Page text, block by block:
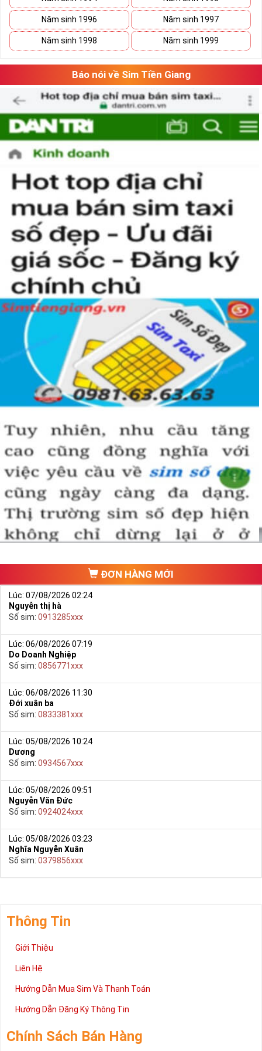
Chọn Mua Sim Số Đẹp Mệnh Kim Thu Hút Tài Lộc
1. Theo con số hợp mệnh
Mỗi con số sẽ đại diện cho một hành, mang những ý nghĩa
riêng, có thể là xấu cũng có thể là tốt
Hành thủy: Số 0, 1
Hành thổ: Số 2, 5, 8
Hành mộc: Số 3,4
Hành kim: Số 6,7
Hành hỏa: Số 9
Từ thuyết ngũ hành, có thể lọc ra nhiều số tốt cho người
mệnh Kim. Những con số nên chọn làm sim phong thủy cho
mệnh kim là 2, 5, 6, 7 và 8. Những số này sẽ mang lại vượng
khí tốt cho chủ nhân khi được dùng làm sim điện thoại.
2. Theo ngũ hành hợp mệnh
theo đó “thổ sinh kim” Kim sinh ra từ đất. “Kim sinh thủy” tức
kim loại đun nóng sẽ hóa lỏng. Kim kết hợp với nhau sẽ tạo
thành sức mạnh lớn
Dựa theo các quy luật tương sinh, tương khắc trong ngũ
hành, ta dễ dàng nhận thấy được người mệnh Kim thì nên sử
dụng sim mệnh Thổ và Kim.
3. Cần bằng Âm Dương
Dựa theo năm sinh, người mệnh Kim được chia tành 2 nhóm
Tuổi lệch Âm: nên chọn sim mang vận Dương
Tuổi lệch Dương: Nên chọn sim mang vận Âm
Vì Sao Bạn Nên Sở Hữu Sim
Phong Thủy Hợp Mệnh Kim
Không phải tự nhiên mà
thủy là môn khoa học đã ra đời và được con người áp dụng
từ hàng ngàn năm nay.
Khi sử dụng các phương pháp phong thủy, một số người sẽ
cho rằng đây là hành vi mê tín. Thế nhưng chỉ những người sử
dụng hay nghiên cứu về lĩnh vực này với có thể cảm nhận
được những lợi ích mà nó mang lại.
Năm sinh 1996 Năm sinh 1997
Năm sinh 1998 Năm sinh 1999
Báo nói về Sim Tiền Giang
ĐƠN HÀNG MỚI
Lúc: 07/08/2026 02:24
Nguyễn thị hà
Số sim: 0913285xxx
Lúc: 06/08/2026 07:19
Do Doanh Nghiệp
Số sim: 0856771xxx
Lúc: 06/08/2026 11:30
Đới xuân ba
Số sim: 0833381xxx
Lúc: 05/08/2026 10:24
Dương
Số sim: 0934567xxx
Lúc: 05/08/2026 09:51
Nguyễn Văn Đức
Số sim: 0924024xxx
Lúc: 05/08/2026 03:23
Nghĩa Nguyễn Xuân
Số sim: 0379856xxx
Thông Tin
Giới Thiệu
Liên Hệ
Hướng Dẫn Mua Sim Và Thanh Toán
Hướng Dẫn Đăng Ký Thông Tin
Chính Sách Bán Hàng